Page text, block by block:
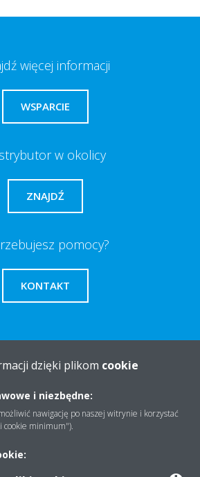
więcej informacji
WSPARCIE
w okolicy
ZNAJDŹ
pomocy?
KONTAKT
dzięki plikom cookie
i niezbędne:
nawigację po naszej witrynie i korzystać
cookie minimum").